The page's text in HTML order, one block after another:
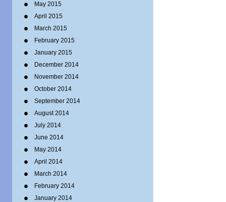
May 2015
April 2015
March 2015
February 2015
January 2015
December 2014
November 2014
October 2014
September 2014
August 2014
July 2014
June 2014
May 2014
April 2014
March 2014
February 2014
January 2014